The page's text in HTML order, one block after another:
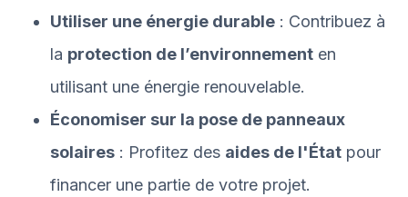
Utiliser une énergie durable : Contribuez à
la protection de l’environnement en
utilisant une énergie renouvelable.
Économiser sur la pose de panneaux
solaires : Profitez des aides de l'État pour
financer une partie de votre projet.